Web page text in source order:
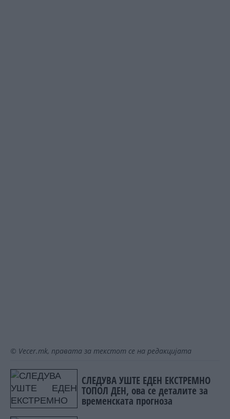
© Vecer.mk, правата за текстот се на редакцијата
СЛЕДУВА УШТЕ ЕДЕН ЕКСТРЕМНО
ТОПОЛ ДЕН, ова се деталите за
временската прогноза